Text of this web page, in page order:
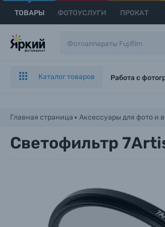
ТОВАРЫ ФОТОУСЛУГИ ПРОКАТ
Каталог товаров Работа с
Главная страница Аксессуары для фото и
Светофильтр